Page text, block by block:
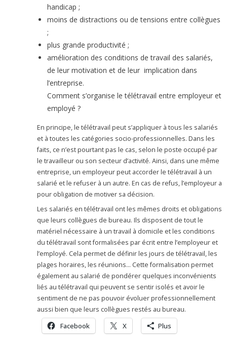
handicap ;
moins de distractions ou de tensions entre collègues
;
plus grande productivité ;
amélioration des conditions de travail des salariés,
de leur motivation et de leur implication dans
l’entreprise.
Comment s’organise le télétravail entre employeur et
employé ?
En principe, le télétravail peut s’appliquer à tous les salariés
et à toutes les catégories socio-professionnelles. Dans les
faits, ce n’est pourtant pas le cas, selon le poste occupé par
le travailleur ou son secteur d’activité. Ainsi, dans une même
entreprise, un employeur peut accorder le télétravail à un
salarié et le refuser à un autre. En cas de refus, l’employeur a
pour obligation de motiver sa décision.
Les salariés en télétravail ont les mêmes droits et obligations
que leurs collègues de bureau. Ils disposent de tout le
matériel nécessaire à un travail à domicile et les conditions
du télétravail sont formalisées par écrit entre l’employeur et
l’employé. Cela permet de définir les jours de télétravail, les
plages horaires, les réunions… Cette formalisation permet
également au salarié de pondérer quelques inconvénients
liés au télétravail qui peuvent se sentir isolés et avoir le
sentiment de ne pas pouvoir évoluer professionnellement
aussi bien que leurs collègues restés au bureau.
Facebook X Plus